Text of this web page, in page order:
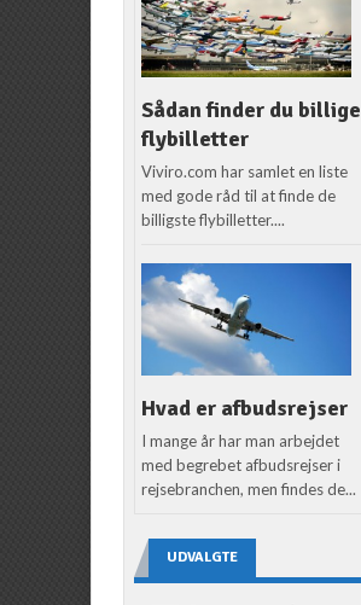
Sådan finder du billige
flybilletter
Viviro.com har samlet en liste
med gode råd til at finde de
billigste flybilletter....
Hvad er afbudsrejser
I mange år har man arbejdet
med begrebet afbudsrejser i
rejsebranchen, men findes de...
UDVALGTE